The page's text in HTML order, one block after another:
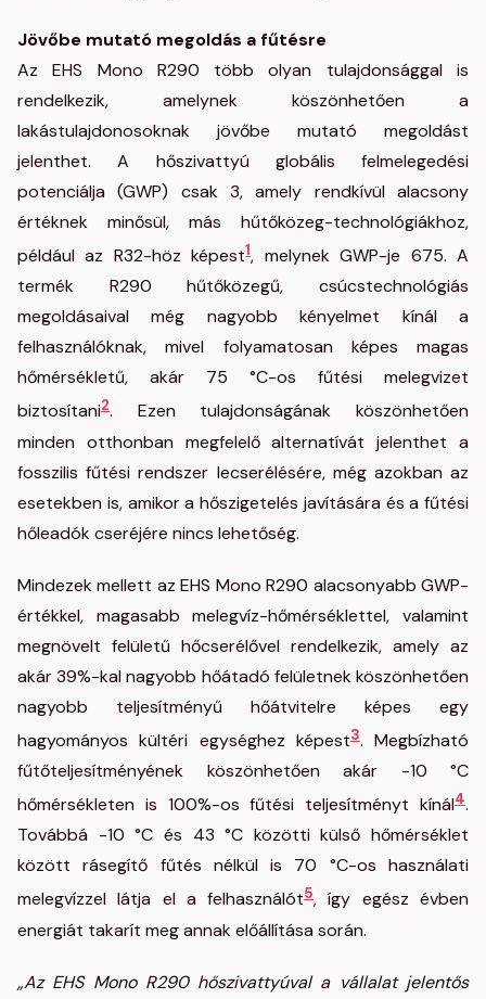
Jövőbe mutató megoldás a fűtésre
Az EHS Mono R290 több olyan tulajdonsággal is
rendelkezik, amelynek köszönhetően a
lakástulajdonosoknak jövőbe mutató megoldást
jelenthet. A hőszivattyú globális felmelegedési
potenciálja (GWP) csak 3, amely rendkívül alacsony
értéknek minősül, más hűtőközeg-technológiákhoz,
például az R32-höz képest1, melynek GWP-je 675. A
termék R290 hűtőközegű, csúcstechnológiás
megoldásaival még nagyobb kényelmet kínál a
felhasználóknak, mivel folyamatosan képes magas
hőmérsékletű, akár 75 °C-os fűtési melegvizet
biztosítani2. Ezen tulajdonságának köszönhetően
minden otthonban megfelelő alternatívát jelenthet a
fosszilis fűtési rendszer lecserélésére, még azokban az
esetekben is, amikor a hőszigetelés javítására és a fűtési
hőleadók cseréjére nincs lehetőség.
Mindezek mellett az EHS Mono R290 alacsonyabb GWP-
értékkel, magasabb melegvíz-hőmérséklettel, valamint
megnövelt felületű hőcserélővel rendelkezik, amely az
akár 39%-kal nagyobb hőátadó felületnek köszönhetően
nagyobb teljesítményű hőátvitelre képes egy
hagyományos kültéri egységhez képest3. Megbízható
fűtőteljesítményének köszönhetően akár -10 °C
hőmérsékleten is 100%-os fűtési teljesítményt kínál4.
Továbbá -10 °C és 43 °C közötti külső hőmérséklet
között rásegítő fűtés nélkül is 70 °C-os használati
melegvízzel látja el a felhasználót5, így egész évben
energiát takarít meg annak előállítása során.
„Az EHS Mono R290 hőszivattyúval a vállalat jelentős